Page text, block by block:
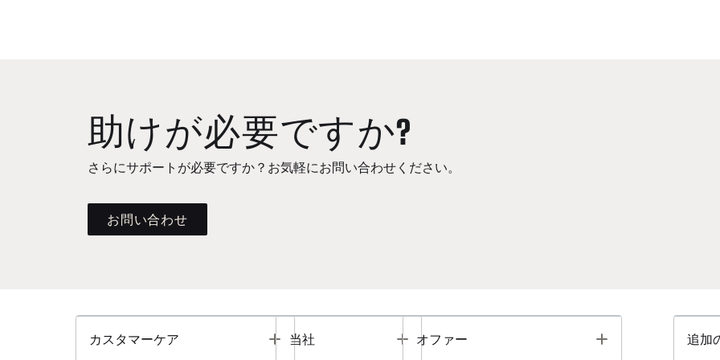
助けが必要ですか?
さらにサポートが必要ですか？お気軽にお問い合わせください。
お問い合わせ
カスタマーケア Toggle
当社 Toggle
オファー Toggle 追加